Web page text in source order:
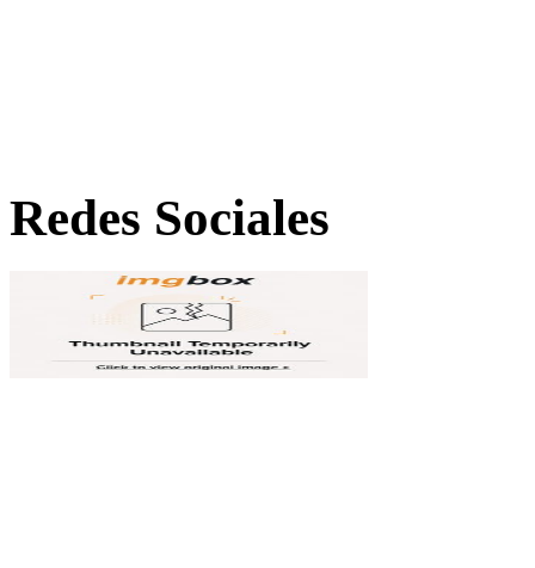
Redes Sociales